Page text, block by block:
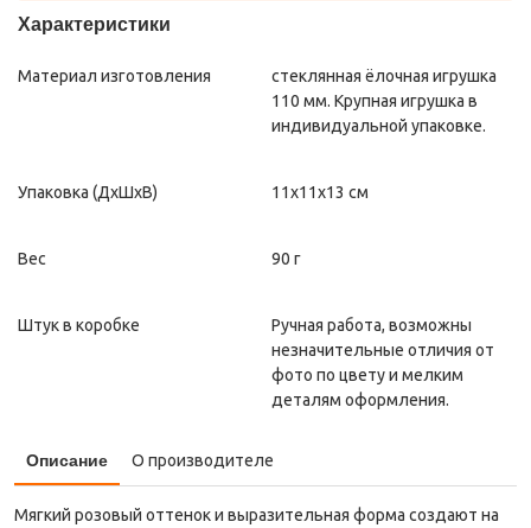
Характеристики
Материал изготовления
стеклянная ёлочная игрушка
110 мм. Крупная игрушка в
индивидуальной упаковке.
Упаковка (ДxШxВ) 11x11x13 см
Вес 90 г
Штук в коробке
Ручная работа, возможны
незначительные отличия от
фото по цвету и мелким
деталям оформления.
Описание О производителе
Мягкий розовый оттенок и выразительная форма создают на